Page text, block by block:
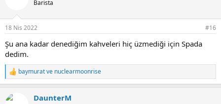
:
Barista
18 Nis 2022 #16
Şu ana kadar denediğim kahveleri hiç üzmediği için Spada
dedim.
T
e
k
baymuratve nuclearmoonrise
DaunterM